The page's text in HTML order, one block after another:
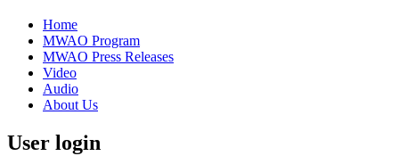
Home
MWAO Program
MWAO Press Releases
Video
Audio
About Us
User login